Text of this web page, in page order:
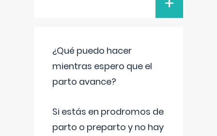
¿Qué puedo hacer
mientras espero que el
parto avance?
Si estás en prodromos de
parto o preparto y no hay